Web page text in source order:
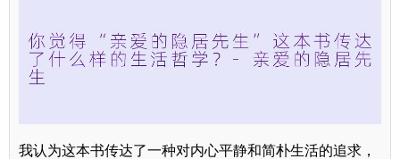
我认为这本书传达了一种对内心平静和简朴生活的追求，